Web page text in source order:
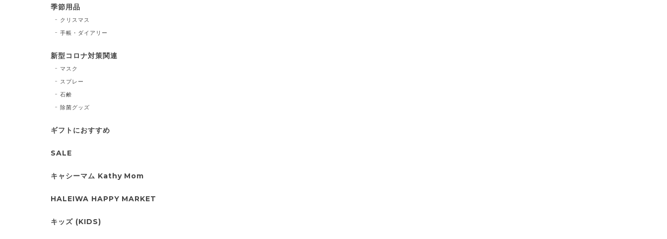
季節用品
クリスマス
手帳・ダイアリー
新型コロナ対策関連
マスク
スプレー
石鹸
除菌グッズ
ギフトにおすすめ
SALE
キャシーマム Kathy Mom
HALEIWA HAPPY MARKET
キッズ (KIDS)